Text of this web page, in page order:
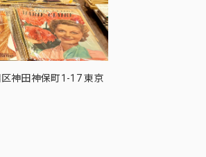
神田神保町1-17 東京